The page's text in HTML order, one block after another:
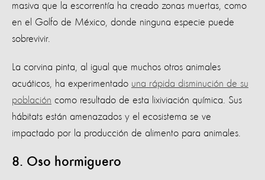
masiva que la escorrentía ha creado zonas muertas, como
en el Golfo de México, donde ninguna especie puede
sobrevivir.
La corvina pinta, al igual que muchos otros animales
acuáticos, ha experimentado una rápida disminución de su
población como resultado de esta lixiviación química. Sus
hábitats están amenazados y el ecosistema se ve
impactado por la producción de alimento para animales.
8. Oso hormiguero